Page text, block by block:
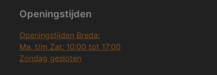
Openingstijden
Openingstijden Breda:
Ma. t/m Zat: 10:00 tot 17:00
Zondag gesloten